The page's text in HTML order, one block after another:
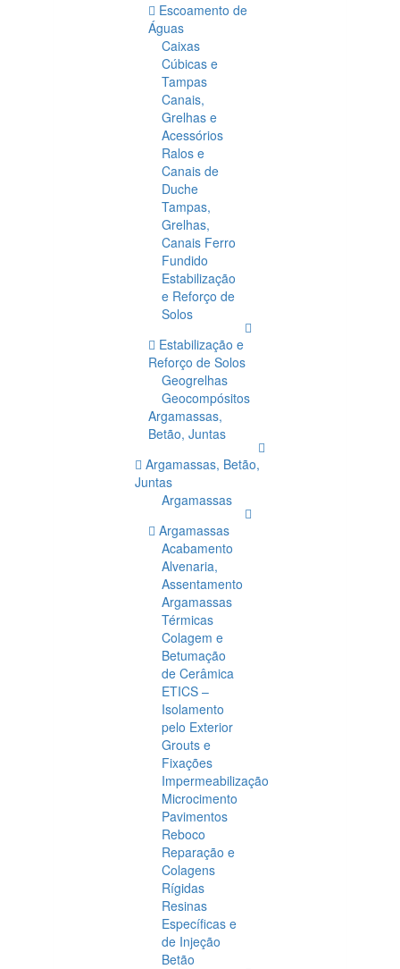
Escoamento de
Águas
Caixas
Cúbicas e
Tampas
Canais,
Grelhas e
Acessórios
Ralos e
Canais de
Duche
Tampas,
Grelhas,
Canais Ferro
Fundido
Estabilização
e Reforço de
Solos
Estabilização e
Reforço de Solos
Geogrelhas
Geocompósitos
Argamassas,
Betão, Juntas
Argamassas, Betão,
Juntas
Argamassas
Argamassas
Acabamento
Alvenaria,
Assentamento
Argamassas
Térmicas
Colagem e
Betumação
de Cerâmica
ETICS –
Isolamento
pelo Exterior
Grouts e
Fixações
Impermeabilização
Microcimento
Pavimentos
Reboco
Reparação e
Colagens
Rígidas
Resinas
Específicas e
de Injeção
Betão